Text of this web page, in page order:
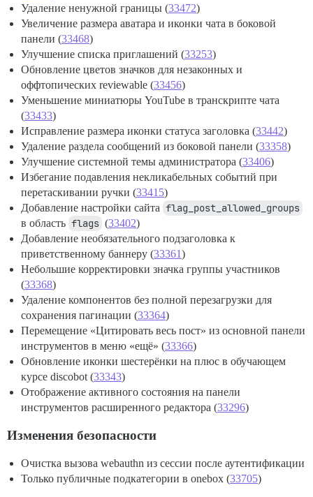
Удаление ненужной границы (33472)
Увеличение размера аватара и иконки чата в боковой
панели (33468)
Улучшение списка приглашений (33253)
Обновление цветов значков для незаконных и
оффтопических reviewable (33456)
Уменьшение миниатюры YouTube в транскрипте чата
(33433)
Исправление размера иконки статуса заголовка (33442)
Удаление раздела сообщений из боковой панели (33358)
Улучшение системной темы администратора (33406)
Избегание подавления некликабельных событий при
перетаскивании ручки (33415)
Добавление настройки сайта flag_post_allowed_groups
в область flags (33402)
Добавление необязательного подзаголовка к
приветственному баннеру (33361)
Небольшие корректировки значка группы участников
(33368)
Удаление компонентов без полной перезагрузки для
сохранения пагинации (33364)
Перемещение «Цитировать весь пост» из основной панели
инструментов в меню «ещё» (33366)
Обновление иконки шестерёнки на плюс в обучающем
курсе discobot (33343)
Отображение активного состояния на панели
инструментов расширенного редактора (33296)
Изменения безопасности
Очистка вызова webauthn из сессии после аутентификации
Только публичные подкатегории в onebox (33705)